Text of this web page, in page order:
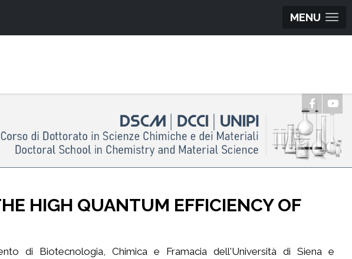
MENU
HIGH QUANTUM EFFICIENCY OF
di Biotecnologia, Chimica e Framacia dell'Università di Siena e